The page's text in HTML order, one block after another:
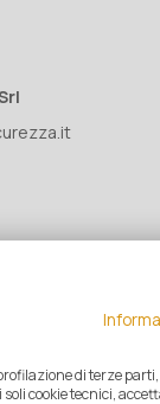
IT05500560288 |
di terze
cookie tecnici,